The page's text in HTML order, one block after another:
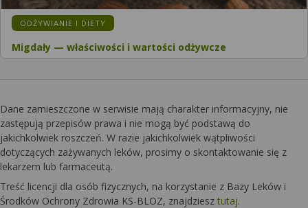
KATEGORIA:
ODŻYWIANIE I DIETY
Migdały — właściwości i wartości odżywcze
Dane zamieszczone w serwisie mają charakter informacyjny, nie
zastępują przepisów prawa i nie mogą być podstawą do
jakichkolwiek roszczeń. W razie jakichkolwiek wątpliwości
dotyczących zażywanych leków, prosimy o skontaktowanie się z
lekarzem lub farmaceutą.
Treść licencji dla osób fizycznych, na korzystanie z Bazy Leków i
Środków Ochrony Zdrowia KS-BLOZ, znajdziesz tutaj.